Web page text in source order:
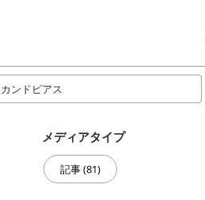
メディアタイプ
記事 (81)